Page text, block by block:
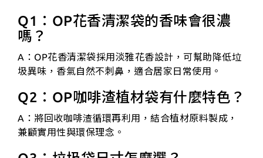
Q1：OP花香清潔袋的香味會很濃
嗎？
A：OP花香清潔袋採用淡雅花香設計，可幫助降低垃
圾異味，香氣自然不刺鼻，適合居家日常使用。
Q2：OP咖啡渣植材袋有什麼特色？
A：將回收咖啡渣循環再利用，結合植材原料製成，
兼顧實用性與環保理念。